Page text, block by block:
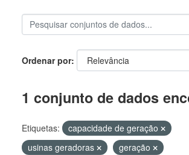
Ordenar por
1 conjunto de dados
Etiquetas:
capacidade de geração
usinas geradoras
geração